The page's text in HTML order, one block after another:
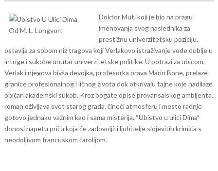
Doktor Mut, koji je bio na pragu
imenovanja svog naslednika za
prestižnu univerzitetsku poziciju,
ostavlja za sobom niz tragova koji Verlakovo istraživanje vode dublje u
intrige i sukobe unutar univerzitetske politike. U potrazi za ubicom,
Verlak i njegova bivša devojka, profesorka prava Marin Bone, prelaze
granice profesionalnog i ličnog života dok otkrivaju tajne koje nadilaze
običan akademski sukob. Kroz bogate opise provansalskog ambijenta,
roman oživljava svet starog grada, čineći atmosferu i mesto radnje
gotovo jednako važnim kao i sama misterija. “Ubistvo u ulici Dima”
donosi napetu priču koja će zadovoljiti ljubitelje slojevitih krimića s
neodoljivom francuskom čarolijom.